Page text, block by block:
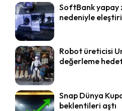
SoftBank yapay
nedeniyle
Robot üreticisi
değerleme
Snap Dünya
beklentileri aştı